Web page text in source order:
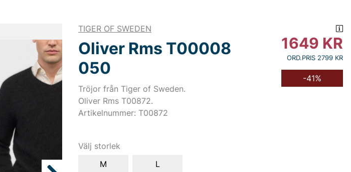
TIGER OF SWEDEN
Oliver Rms T00008
050
Tröjor från Tiger of Sweden.
Oliver Rms T00872.
Artikelnummer: T00872
1649 KR
ORD.PRIS 2799 KR
-41%
Välj storlek
M
L